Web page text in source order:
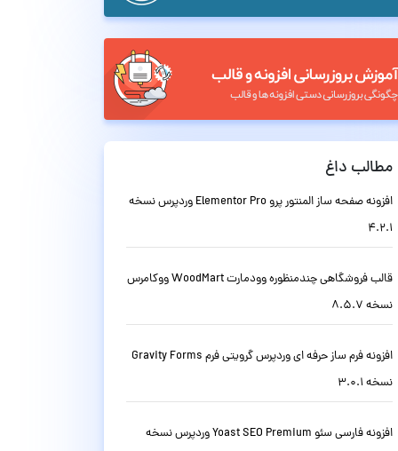
مطالب داغ
افزونه صفحه ساز المنتور پرو Elementor Pro وردپرس نسخه
4.2.1
قالب فروشگاهی چندمنظوره وودمارت WoodMart ووکامرس
نسخه 8.5.7
افزونه فرم ساز حرفه ای وردپرس گرویتی فرم Gravity Forms
نسخه 3.0.1
افزونه فارسی سئو Yoast SEO Premium وردپرس نسخه